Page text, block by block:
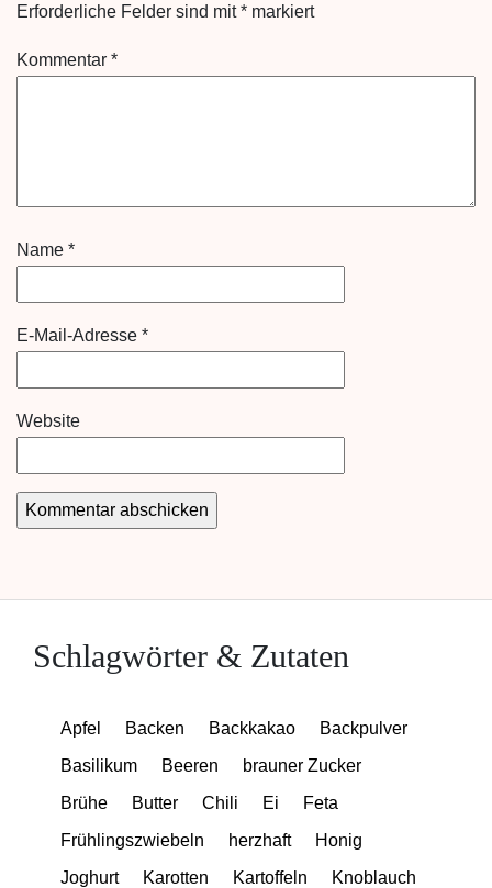
Erforderliche Felder sind mit* markiert
Kommentar *
Name *
E-Mail-Adresse *
Website
Schlagwörter & Zutaten
Apfel Backen Backkakao
Backpulver
Basilikum
Beeren
brauner Zucker
Brühe
Butter Chili Ei
Feta
Frühlingszwiebeln
herzhaft
Honig
Joghurt
Karotten Kartoffeln
Knoblauch